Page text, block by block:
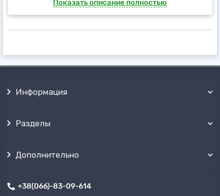
Назначение:отопление/ГВС или
технологические контуры.
и гидравлическому сопротивлению сети.
Материалы:
бронза — ГВС.
обслуживания
Показать описание полностью
Информация
Разделы
Дополнительно
+38(066)-83-09-614